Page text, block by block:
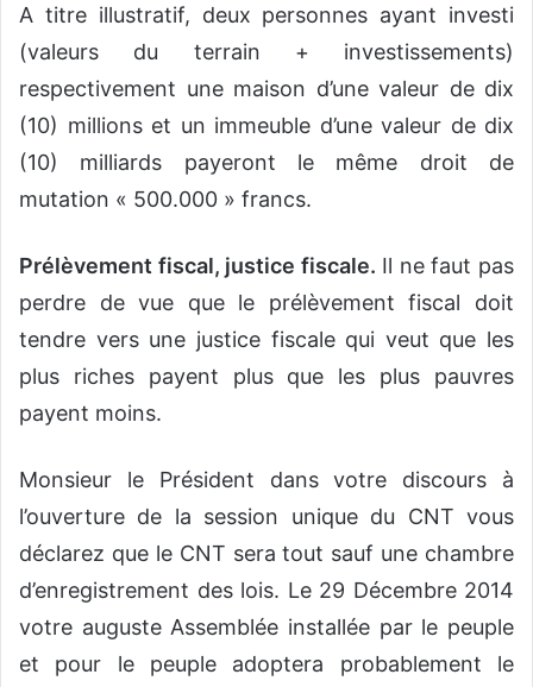
A titre illustratif, deux personnes ayant investi
(valeurs du terrain + investissements)
respectivement une maison d’une valeur de dix
(10) millions et un immeuble d’une valeur de dix
(10) milliards payeront le même droit de
mutation « 500.000 » francs.
Prélèvement fiscal, justice fiscale. Il ne faut pas
perdre de vue que le prélèvement fiscal doit
tendre vers une justice fiscale qui veut que les
plus riches payent plus que les plus pauvres
payent moins.
Monsieur le Président dans votre discours à
l’ouverture de la session unique du CNT vous
déclarez que le CNT sera tout sauf une chambre
d’enregistrement des lois. Le 29 Décembre 2014
votre auguste Assemblée installée par le peuple
et pour le peuple adoptera probablement le